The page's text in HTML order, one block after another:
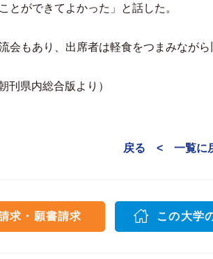
とができてよかった」と話した。
会もあり、出席者は軽食をつまみなが
刊県内総合版より）
戻る < 一覧に
求・願書請求 この大学